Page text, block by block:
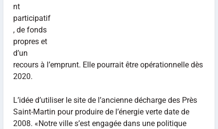
nt
participatif
, de fonds
propres et
d’un
recours à l’emprunt. Elle pourrait être opérationnelle dès
2020.
L’idée d’utiliser le site de l’ancienne décharge des Près
Saint-Martin pour produire de l’énergie verte date de
2008. «Notre ville s’est engagée dans une politique